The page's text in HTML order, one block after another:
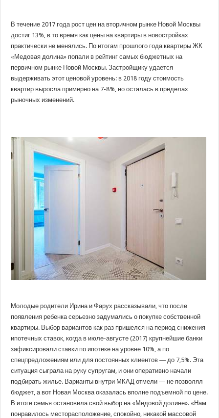
В течение 2017 года рост цен на вторичном рынке Новой Москвы
достиг 13%, в то время как цены на квартиры в новостройках
практически не менялись. По итогам прошлого года квартиры ЖК
«Медовая долина» попали в рейтинг самых бюджетных на
первичном рынке Новой Москвы. Застройщику удается
выдерживать этот ценовой уровень: в 2018 году стоимость
квартир выросла примерно на 7-8%, но осталась в пределах
рыночных изменений.
Молодые родители Ирина и Фарух рассказывали, что после
появления ребенка серьезно задумались о покупке собственной
квартиры. Выбор вариантов как раз пришелся на период снижения
ипотечных ставок, когда в июле-августе (2017) крупнейшие банки
зафиксировали ставки по ипотеке на уровне 10%, а по
спецпредложениям или для постоянных клиентов ― до 7,5%. Эта
ситуация сыграла на руку супругам, и они оперативно начали
подбирать жилье. Варианты внутри МКАД отмели ― не позволял
бюджет, а вот Новая Москва оказалась вполне подъемной по цене.
В итоге семья остановила свой выбор на «Медовой долине». «Нам
понравилось месторасположение, спокойно, никакой массовой